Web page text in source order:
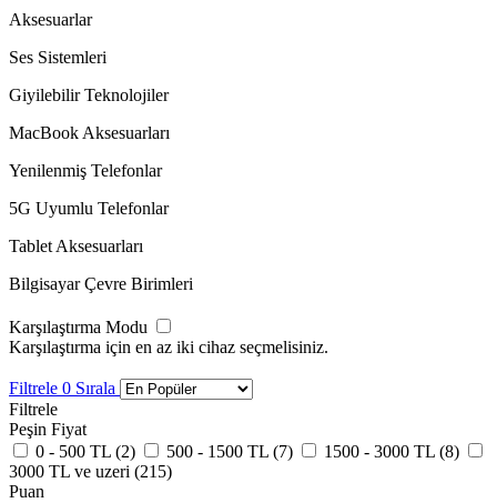
Aksesuarlar
Ses Sistemleri
Giyilebilir Teknolojiler
MacBook Aksesuarları
Yenilenmiş Telefonlar
5G Uyumlu Telefonlar
Tablet Aksesuarları
Bilgisayar Çevre Birimleri
Karşılaştırma Modu
Karşılaştırma için en az iki cihaz seçmelisiniz.
Filtrele 0 Sırala
Filtrele
Peşin Fiyat
0 - 500 TL (2) 500 - 1500 TL (7) 1500 - 3000 TL (8)
3000 TL ve uzeri (215)
Puan